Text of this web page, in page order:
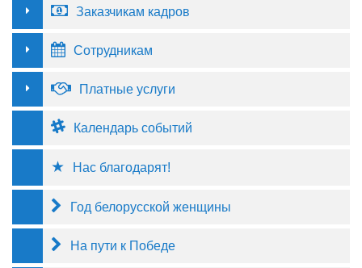
Заказчикам кадров
Сотрудникам
Платные услуги
Календарь событий
Нас благодарят!
Год белорусской женщины
На пути к Победе